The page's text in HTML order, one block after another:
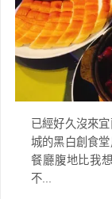
已經好久沒來
城的黑白創食
餐廳腹地比我
不...